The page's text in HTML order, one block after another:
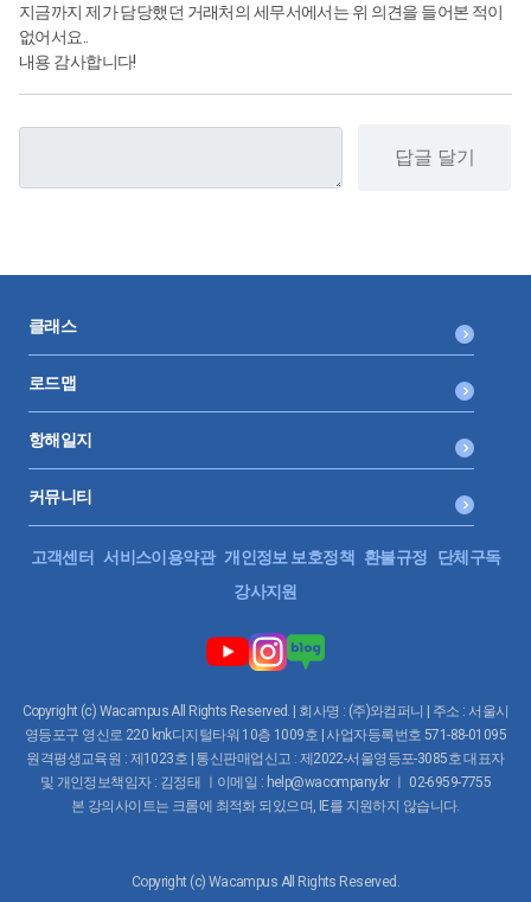
지금까지 제가 담당했던 거래처의 세무서에서는 위 의견을 들어본 적이
없어서요..
내용 감사합니다!
답글 달기
클래스
로드맵
항해일지
커뮤니티
고객센터 서비스이용약관 개인정보 보호정책 환불규정
단체구독
강사지원
Copyright (c) Wacampus All Rights Reserved. | 회사명 : (주)와컴퍼니 | 주소 : 서울시
영등포구 영신로 220 knk디지털타워 10층 1009호 | 사업자등록번호 571-88-01095
원격평생교육원 : 제1023호 | 통신판매업신고 : 제2022-서울영등포-3085호 대표자
및 개인정보책임자 : 김정태 ㅣ이메일 : help@wacompany.kr ㅣ 02-6959-7755
본 강의사이트는 크롬에 최적화 되있으며, IE를 지원하지 않습니다.
Copyright (c) Wacampus All Rights Reserved.